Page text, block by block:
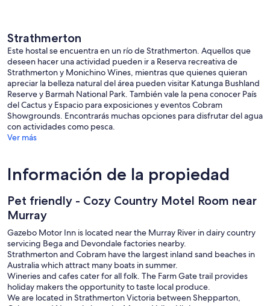
Strathmerton
Este hostal se encuentra en un río de Strathmerton. Aquellos que
deseen hacer una actividad pueden ir a Reserva recreativa de
Strathmerton y Monichino Wines, mientras que quienes quieran
apreciar la belleza natural del área pueden visitar Katunga Bushland
Reserve y Barmah National Park. También vale la pena conocer País
del Cactus y Espacio para exposiciones y eventos Cobram
Showgrounds. Encontrarás muchas opciones para disfrutar del agua
con actividades como pesca.
Ver más
Información de la propiedad
Pet friendly - Cozy Country Motel Room near
Murray
Gazebo Motor Inn is located near the Murray River in dairy country
servicing Bega and Devondale factories nearby.
Strathmerton and Cobram have the largest inland sand beaches in
Australia which attract many boats in summer.
Wineries and cafes cater for all folk. The Farm Gate trail provides
holiday makers the opportunity to taste local produce.
We are located in Strathmerton Victoria between Shepparton,